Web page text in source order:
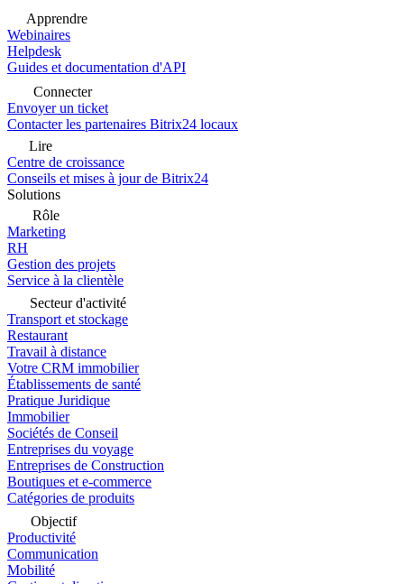
Apprendre
Webinaires
Helpdesk
Guides et documentation d'API
Connecter
Envoyer un ticket
Contacter les partenaires Bitrix24 locaux
Lire
Centre de croissance
Conseils et mises à jour de Bitrix24
Solutions
Rôle
Marketing
RH
Gestion des projets
Service à la clientèle
Secteur d'activité
Transport et stockage
Restaurant
Travail à distance
Votre CRM immobilier
Établissements de santé
Pratique Juridique
Immobilier
Sociétés de Conseil
Entreprises du voyage
Entreprises de Construction
Boutiques et e-commerce
Catégories de produits
Objectif
Productivité
Communication
Mobilité